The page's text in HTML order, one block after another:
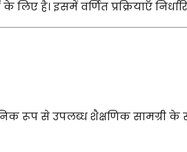
है। इसमें वर्णित प्रक्रियाएँ
रूप से उपलब्ध शैक्षणिक सामग्री